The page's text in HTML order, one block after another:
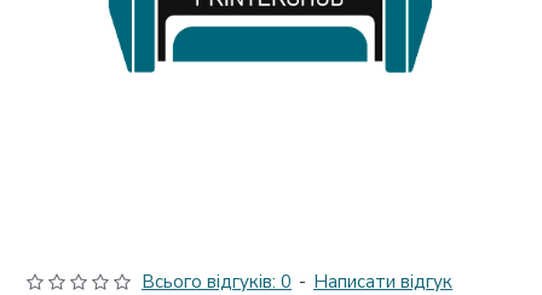
Всього відгуків: 0 - Написати відгук